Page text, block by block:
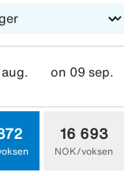
som ligger ved
er tilgjengelig
on 09 sep.
16 693
NOK/voksen